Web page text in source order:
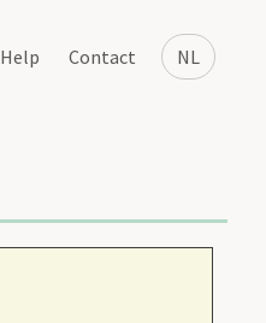
NL
Help Contact